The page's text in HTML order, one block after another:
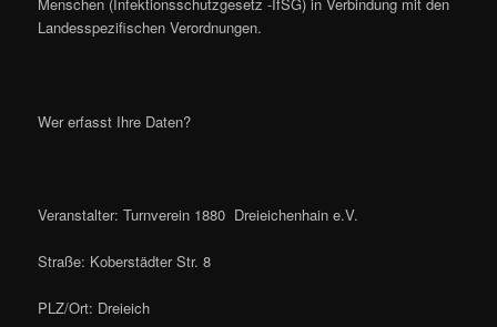
Landesspezifischen Verordnungen.
Wer erfasst Ihre Daten?
Veranstalter: Turnverein 1880 Dreieichenhain e.V.
Straße: Koberstädter Str. 8
PLZ/Ort: Dreieich